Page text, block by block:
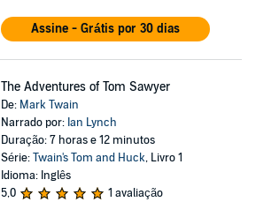
Assine - Grátis por 30 dias
The Adventures of Tom Sawyer
De: Mark Twain
Narrado por: Ian Lynch
Duração: 7 horas e 12 minutos
Série:Twain's Tom and Huck, Livro 1
Idioma: Inglês
5,0
1 avaliação